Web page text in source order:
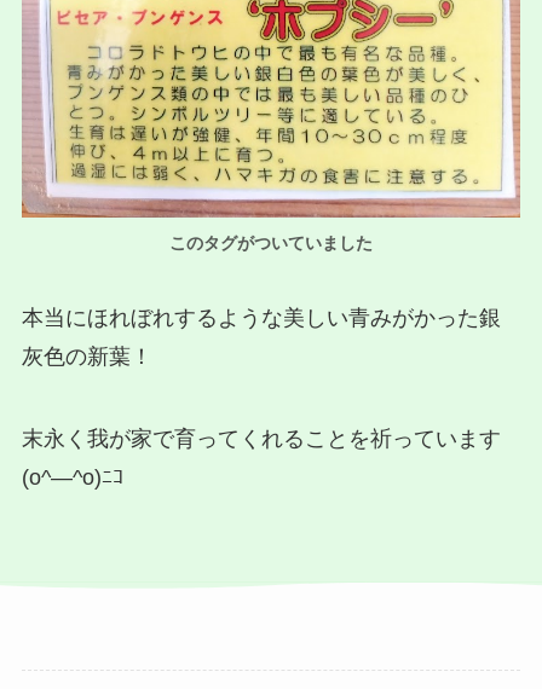
このタグがついていました
本当にほれぼれするような美しい青みがかった銀
灰色の新葉！
末永く我が家で育ってくれることを祈っています
(o^―^o)ﾆｺ